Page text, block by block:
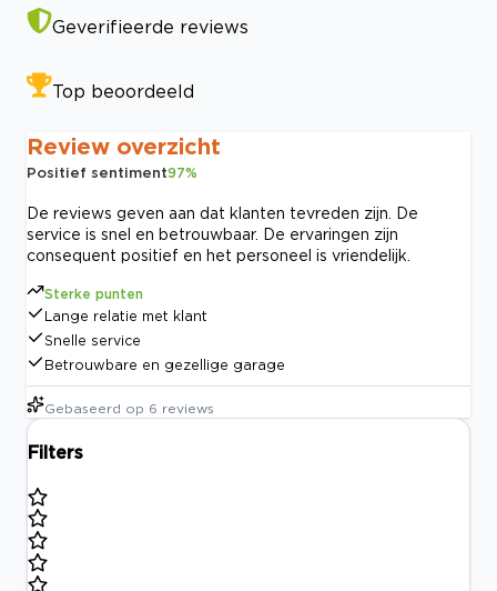
Geverifieerde reviews
Top beoordeeld
Review overzicht
Positief sentiment97%
De reviews geven aan dat klanten tevreden zijn. De
service is snel en betrouwbaar. De ervaringen zijn
consequent positief en het personeel is vriendelijk.
Sterke punten
Lange relatie met klant
Snelle service
Betrouwbare en gezellige garage
Gebaseerd op 6 reviews
Filters